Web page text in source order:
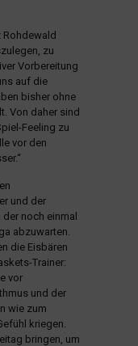
zu
Vorbereitung
auf die
bisher ohne
Von daher sind
Feeling zu
vor den
und der
noch einmal
abzuwarten.
die Eisbären
Trainer:
vor
und der
wie zum
kriegen.
bringen, um